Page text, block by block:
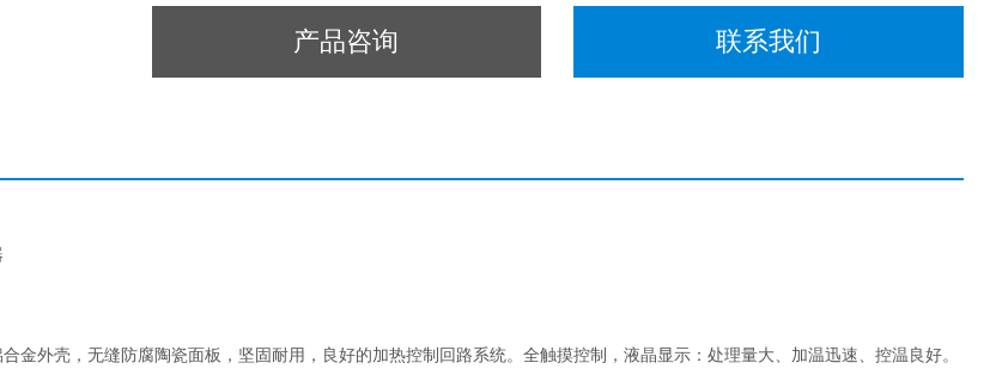
产品咨询 联系我们
金外壳，无缝防腐陶瓷面板，坚固耐用，良好的加热控制回路系统。全触摸控制，液晶显示：处理量大、加温迅速、控温良好。